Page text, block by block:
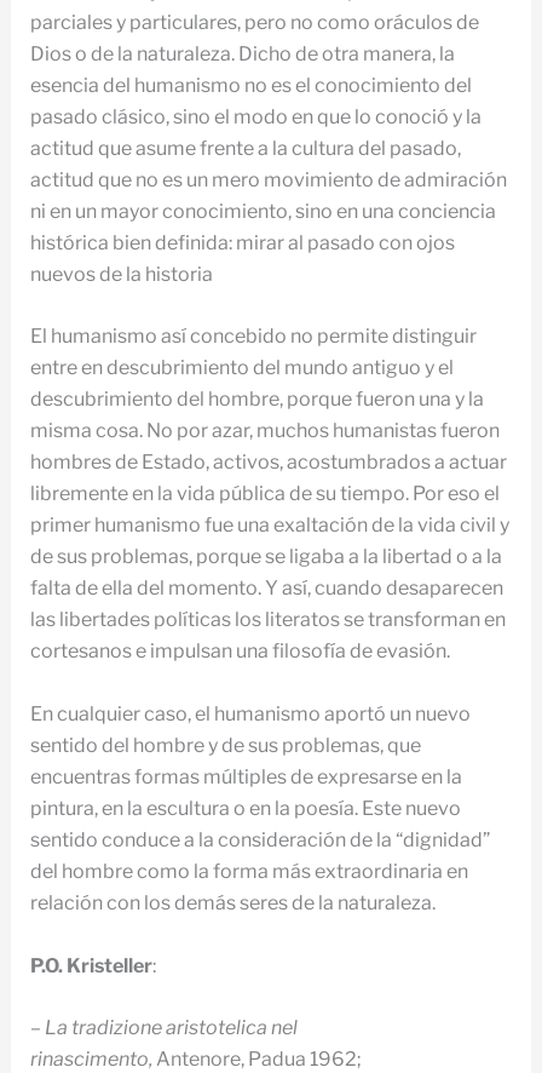
parciales y particulares, pero no como oráculos de
Dios o de la naturaleza. Dicho de otra manera, la
esencia del humanismo no es el conocimiento del
pasado clásico, sino el modo en que lo conoció y la
actitud que asume frente a la cultura del pasado,
actitud que no es un mero movimiento de admiración
ni en un mayor conocimiento, sino en una conciencia
histórica bien definida: mirar al pasado con ojos
nuevos de la historia
El humanismo así concebido no permite distinguir
entre en descubrimiento del mundo antiguo y el
descubrimiento del hombre, porque fueron una y la
misma cosa. No por azar, muchos humanistas fueron
hombres de Estado, activos, acostumbrados a actuar
libremente en la vida pública de su tiempo. Por eso el
primer humanismo fue una exaltación de la vida civil y
de sus problemas, porque se ligaba a la libertad o a la
falta de ella del momento. Y así, cuando desaparecen
las libertades políticas los literatos se transforman en
cortesanos e impulsan una filosofía de evasión.
En cualquier caso, el humanismo aportó un nuevo
sentido del hombre y de sus problemas, que
encuentras formas múltiples de expresarse en la
pintura, en la escultura o en la poesía. Este nuevo
sentido conduce a la consideración de la “dignidad”
del hombre como la forma más extraordinaria en
relación con los demás seres de la naturaleza.
P.O. Kristeller:
– La tradizione aristotelica nel
rinascimento, Antenore, Pa­dua 1962;